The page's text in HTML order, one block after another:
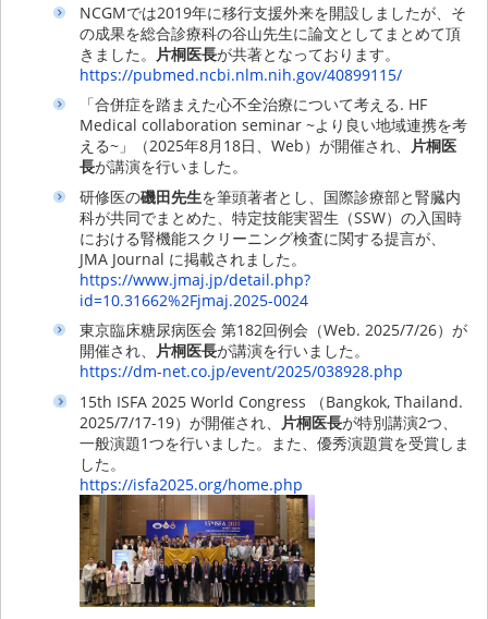
NCGMでは2019年に移行支援外来を開設しましたが、そ
の成果を総合診療科の谷山先生に論文としてまとめて頂
きました。 片桐医長が共著となっております。
https://pubmed.ncbi.nlm.nih.gov/40899115/
「合併症を踏まえた心不全治療について考える. HF
Medical collaboration seminar ~より良い地域連携を考
える~」（2025年8月18日、Web）が開催され、 片桐医
長が講演を行いました。
研修医の磯田先生を筆頭著者とし、国際診療部と腎臓内
科が共同でまとめた、特定技能実習生（SSW）の入国時
における腎機能スクリーニング検査に関する提言が、
JMA Journal に掲載されました。
https://www.jmaj.jp/detail.php?
id=10.31662%2Fjmaj.2025-0024
東京臨床糖尿病医会 第182回例会（Web. 2025/7/26）が
開催され、 片桐医長が講演を行いました。
https://dm-net.co.jp/event/2025/038928.php
15th ISFA 2025 World Congress （Bangkok, Thailand.
2025/7/17-19）が開催され、 片桐医長が特別講演2つ、
一般演題1つを行いました。
また、優秀演題賞を受賞しま
した。
https://isfa2025.org/home.php